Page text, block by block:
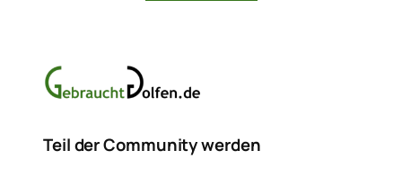
Teil der Community werden